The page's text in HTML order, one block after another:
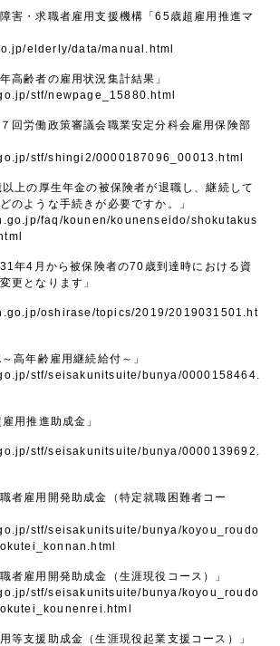
害・求職者雇用支援機構「65歳超雇用推進マ
elderly/data/manual.html
高齢者の雇用状況集計結果」
stf/newpage_15880.html
回労働政策審議会職業安定分科会雇用保険部
stf/shingi2/0000187096_00013.html
上の厚生年金の被保険者が退職し、継続して
のような手続きが必要ですか。」
faq/kounen/kounenseido/shokutakus
年4月から被保険者の70歳到達時における資
更となります」
oshirase/topics/2019/2019031501.ht
高年齢雇用継続給付～」
stf/seisakunitsuite/bunya/0000158464.
用推進助成金」
stf/seisakunitsuite/bunya/0000139692.
者雇用開発助成金（特定就職困難者コー
stf/seisakunitsuite/bunya/koyou_roudo
者雇用開発助成金（生涯現役コース）」
stf/seisakunitsuite/bunya/koyou_roudo
等支援助成金（生涯現役起業支援コース）」